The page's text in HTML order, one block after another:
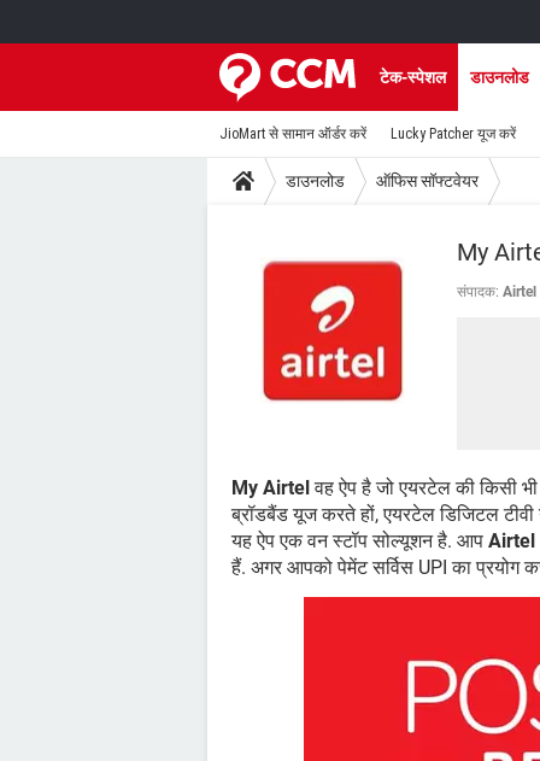
टेक-स्पेशल डाउनलोड
JioMart से सामान ऑर्डर करें Lucky Patcher यूज करें
डाउनलोड ऑफिस सॉफ्टवेयर
My
संपादक: Airtel
My Airtelवह ऐप है जो एयरटेल की किसी
ब्रॉडबैंड यूज करते हों, एयरटेल डिजिटल टीवी
यह ऐप एक वन स्टॉप सोल्यूशन है. आप Airtel
हैं. अगर आपको पेमेंट सर्विस UPI का प्रयोग